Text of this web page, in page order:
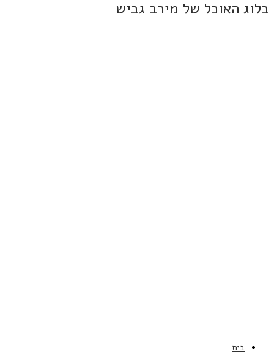
בלוג האוכל של מירב גביש
בית